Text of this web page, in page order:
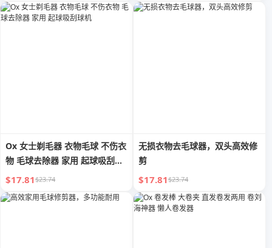
Ox 女士剃毛器 衣物毛球 不伤衣
物 毛球去除器 家用 起球吸刮球
机
$17.81$23.74
无损衣物去毛球器，双头高效修
剪
$17.81$23.74